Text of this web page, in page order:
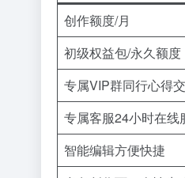
创作额度/月
初级权益包/永久额度
专属VIP群同行心得
专属客服24小时在线
智能编辑方便快捷